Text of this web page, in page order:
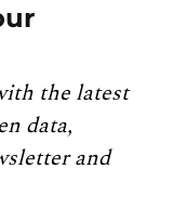
the latest
data,
and